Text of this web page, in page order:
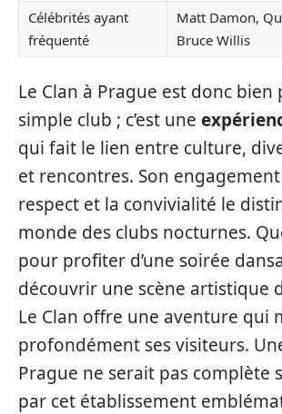
Célébrités ayant
fréquenté
Matt Damon,
Bruce Willis
Le Clan à Prague est donc bien
simple club ; c’est une
qui fait le lien entre culture,
et rencontres. Son
respect et la convivialité le
monde des clubs nocturnes.
pour profiter d’une soirée
découvrir une scène artistique
Le Clan offre une aventure qui
profondément ses visiteurs.
Prague ne serait pas complète
par cet établissement